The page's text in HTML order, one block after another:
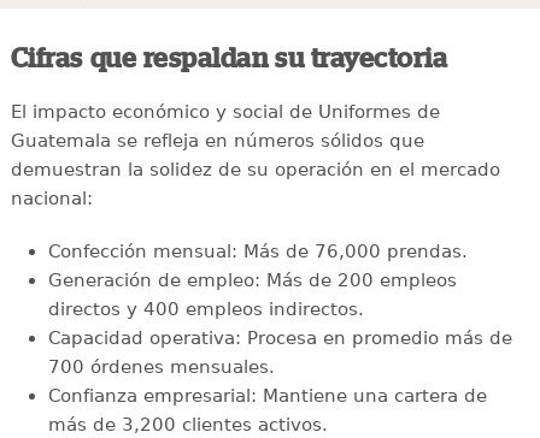
Cifras que respaldan su trayectoria
El impacto económico y social de Uniformes de
Guatemala se refleja en números sólidos que
demuestran la solidez de su operación en el mercado
nacional:
Confección mensual: Más de 76,000 prendas.
Generación de empleo: Más de 200 empleos
directos y 400 empleos indirectos.
Capacidad operativa: Procesa en promedio más de
700 órdenes mensuales.
Confianza empresarial: Mantiene una cartera de
más de 3,200 clientes activos.